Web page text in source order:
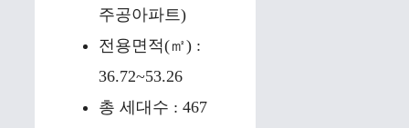
주공아파트)
전용면적(㎡) :
36.72~53.26
총 세대수 : 467